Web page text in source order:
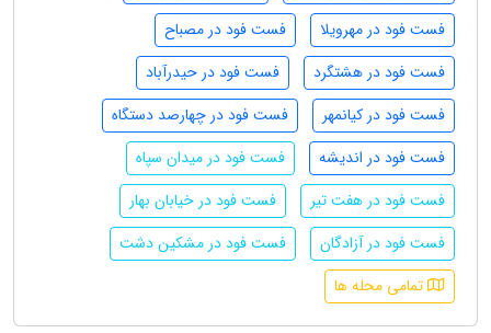
فست فود در مهرویلا
فست فود در مصباح
فست فود در هشتگرد
فست فود در حیدرآباد
فست فود در کیانمهر
فست فود در چهارصد دستگاه
فست فود در اندیشه
فست فود در میدان سپاه
فست فود در هفت تیر
فست فود در خیابان بهار
فست فود در آزادگان
فست فود در مشکین دشت
تمامی محله ها